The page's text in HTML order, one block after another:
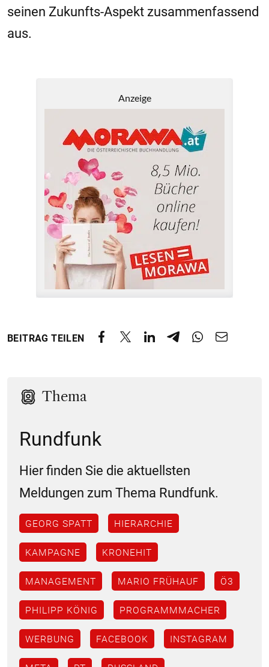
seinen Zukunfts-Aspekt zusammenfassend
aus.
Anzeige
BEITRAG TEILEN
Thema
Rundfunk
Hier finden Sie die aktuellsten
Meldungen zum Thema Rundfunk.
GEORG SPATT HIERARCHIE
KAMPAGNE KRONEHIT
MANAGEMENT MARIO FRÜHAUF Ö3
PHILIPP KÖNIG PROGRAMMMACHER
WERBUNG FACEBOOK INSTAGRAM